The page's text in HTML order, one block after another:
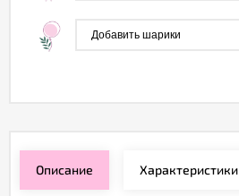
Описание Характеристики